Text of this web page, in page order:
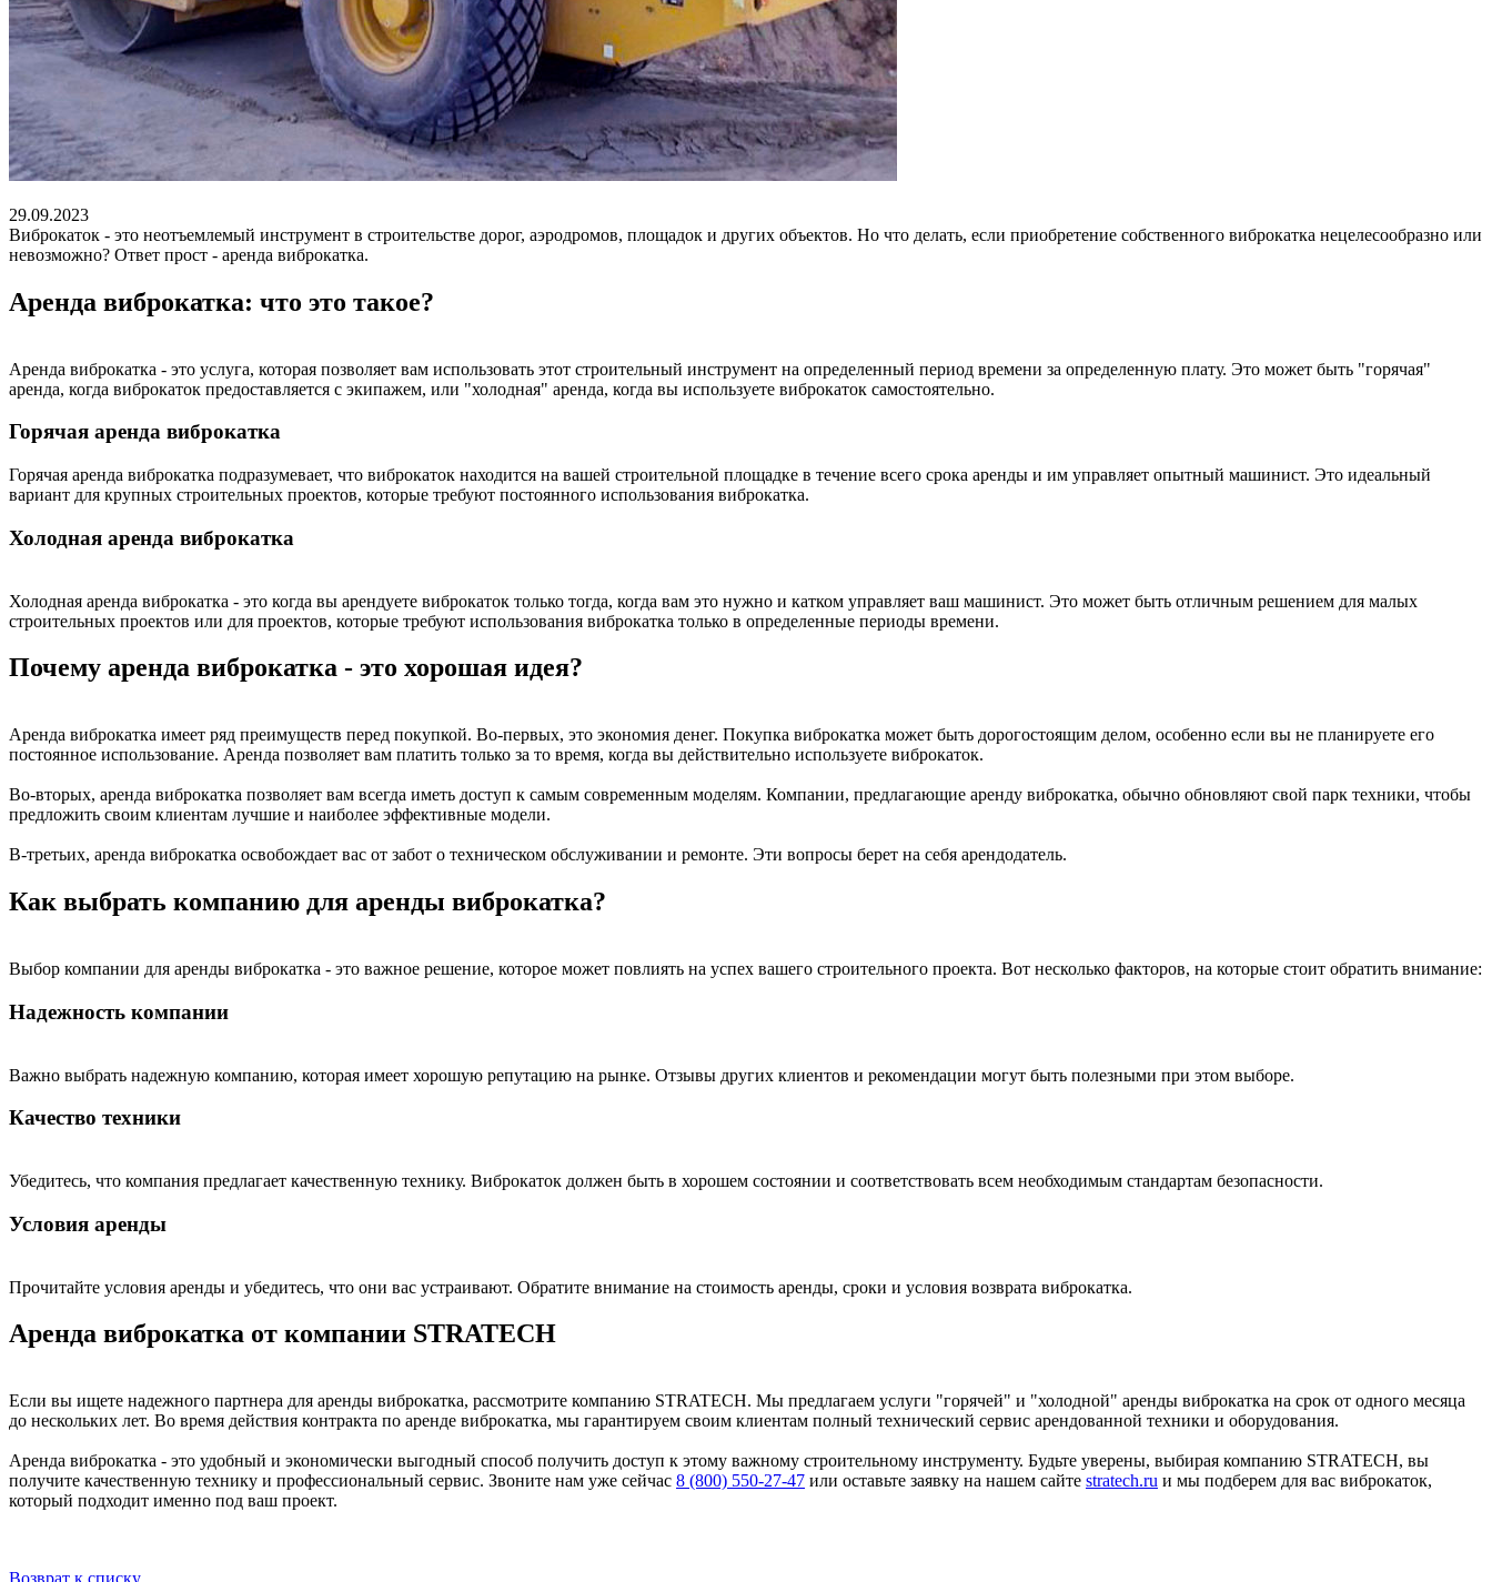
29.09.2023
Виброкаток - это неотъемлемый инструмент в строительстве дорог, аэродромов, площадок и других объектов. Но что делать, если приобретение собственного виброкатка нецелесообразно или
невозможно? Ответ прост - аренда виброкатка.
Аренда виброкатка: что это такое?
Аренда виброкатка - это услуга, которая позволяет вам использовать этот строительный инструмент на определенный период времени за определенную плату. Это может быть "горячая"
аренда, когда виброкаток предоставляется с экипажем, или "холодная" аренда, когда вы используете виброкаток самостоятельно.
Горячая аренда виброкатка
Горячая аренда виброкатка подразумевает, что виброкаток находится на вашей строительной площадке в течение всего срока аренды и им управляет опытный машинист. Это идеальный
вариант для крупных строительных проектов, которые требуют постоянного использования виброкатка.
Холодная аренда виброкатка
Холодная аренда виброкатка - это когда вы арендуете виброкаток только тогда, когда вам это нужно и катком управляет ваш машинист. Это может быть отличным решением для малых
строительных проектов или для проектов, которые требуют использования виброкатка только в определенные периоды времени.
Почему аренда виброкатка - это хорошая идея?
Аренда виброкатка имеет ряд преимуществ перед покупкой. Во-первых, это экономия денег. Покупка виброкатка может быть дорогостоящим делом, особенно если вы не планируете его
постоянное использование. Аренда позволяет вам платить только за то время, когда вы действительно используете виброкаток.
Во-вторых, аренда виброкатка позволяет вам всегда иметь доступ к самым современным моделям. Компании, предлагающие аренду виброкатка, обычно обновляют свой парк техники, чтобы
предложить своим клиентам лучшие и наиболее эффективные модели.
В-третьих, аренда виброкатка освобождает вас от забот о техническом обслуживании и ремонте. Эти вопросы берет на себя арендодатель.
Как выбрать компанию для аренды виброкатка?
Выбор компании для аренды виброкатка - это важное решение, которое может повлиять на успех вашего строительного проекта. Вот несколько факторов, на которые стоит обратить внимание:
Надежность компании
Важно выбрать надежную компанию, которая имеет хорошую репутацию на рынке. Отзывы других клиентов и рекомендации могут быть полезными при этом выборе.
Качество техники
Убедитесь, что компания предлагает качественную технику. Виброкаток должен быть в хорошем состоянии и соответствовать всем необходимым стандартам безопасности.
Условия аренды
Прочитайте условия аренды и убедитесь, что они вас устраивают. Обратите внимание на стоимость аренды, сроки и условия возврата виброкатка.
Аренда виброкатка от компании STRATECH
Если вы ищете надежного партнера для аренды виброкатка, рассмотрите компанию STRATECH. Мы предлагаем услуги "горячей" и "холодной" аренды виброкатка на срок от одного месяца
до нескольких лет. Во время действия контракта по аренде виброкатка, мы гарантируем своим клиентам полный технический сервис арендованной техники и оборудования.
Аренда виброкатка - это удобный и экономически выгодный способ получить доступ к этому важному строительному инструменту. Будьте уверены, выбирая компанию STRATECH, вы
получите качественную технику и профессиональный сервис. Звоните нам уже сейчас 8 (800) 550-27-47 или оставьте заявку на нашем сайте stratech.ru и мы подберем для вас виброкаток,
который подходит именно под ваш проект.